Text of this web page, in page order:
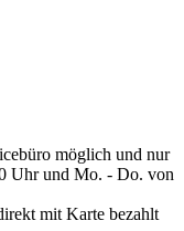
möglich und nur
Uhr und Mo. - Do. von
mit Karte bezahlt